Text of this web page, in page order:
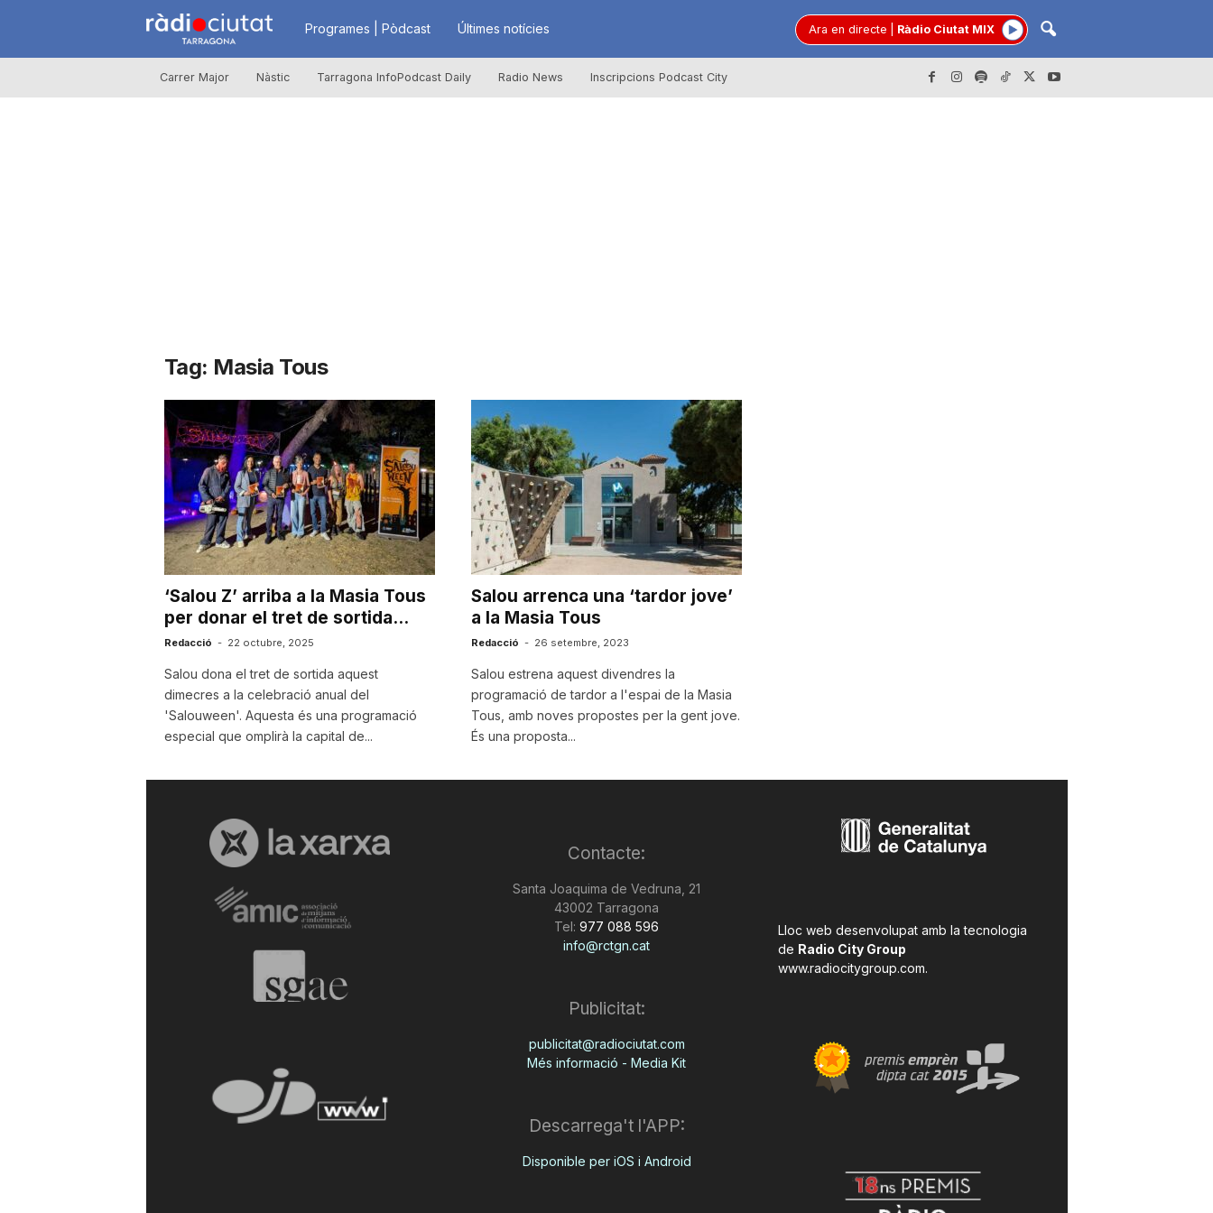
R
à
i
u
t
a
t
e
T
a
r
g
Programes | Pòdcast Últimes notícies Ara en directe Ràdio Ciutat MIX
Carrer Major Nàstic Tarragona InfoPodcast Daily Radio News Inscripcions Podcast City
Tag: Masia Tous
‘Salou Z’ arriba a la Masia Tous
per donar el tret de sortida...
Redacció - 22 octubre, 2025
Salou dona el tret de sortida aquest
dimecres a la celebració anual del
'Salouween'. Aquesta és una programació
especial que omplirà la capital de...
Salou arrenca una ‘tardor jove’
a la Masia Tous
Redacció - 26 setembre, 2023
Salou estrena aquest divendres la
programació de tardor a l'espai de la Masia
Tous, amb noves propostes per la gent jove.
És una proposta...
Contacte:
Santa Joaquima de Vedruna, 21
43002 Tarragona
Tel: 977 088 596
info@rctgn.cat
Publicitat:
publicitat@radiociutat.com
Més informació - Media Kit
Descarrega't l'APP:
Disponible per iOS i Android
Lloc web desenvolupat amb la tecnologia
de Radio City Group
www.radiocitygroup.com.